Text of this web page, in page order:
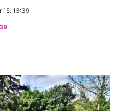
15. 13:39